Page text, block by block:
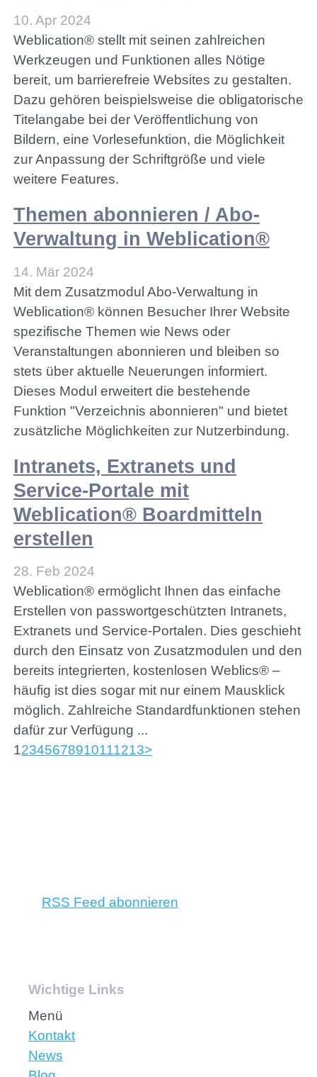
10. Apr 2024
Weblication® stellt mit seinen zahlreichen
Werkzeugen und Funktionen alles Nötige
bereit, um barrierefreie Websites zu gestalten.
Dazu gehören beispielsweise die obligatorische
Titelangabe bei der Veröffentlichung von
Bildern, eine Vorlesefunktion, die Möglichkeit
zur Anpassung der Schriftgröße und viele
weitere Features.
Themen abonnieren / Abo-
Verwaltung in Weblication®
14. Mär 2024
Mit dem Zusatzmodul Abo-Verwaltung in
Weblication® können Besucher Ihrer Website
spezifische Themen wie News oder
Veranstaltungen abonnieren und bleiben so
stets über aktuelle Neuerungen informiert.
Dieses Modul erweitert die bestehende
Funktion "Verzeichnis abonnieren" und bietet
zusätzliche Möglichkeiten zur Nutzerbindung.
Intranets, Extranets und
Service-Portale mit
Weblication® Boardmitteln
erstellen
28. Feb 2024
Weblication® ermöglicht Ihnen das einfache
Erstellen von passwortgeschützten Intranets,
Extranets und Service-Portalen. Dies geschieht
durch den Einsatz von Zusatzmodulen und den
bereits integrierten, kostenlosen Weblics® –
häufig ist dies sogar mit nur einem Mausklick
möglich. Zahlreiche Standardfunktionen stehen
dafür zur Verfügung ...
12345678910111213>
RSS Feed abonnieren
Wichtige Links
Menü
Kontakt
News